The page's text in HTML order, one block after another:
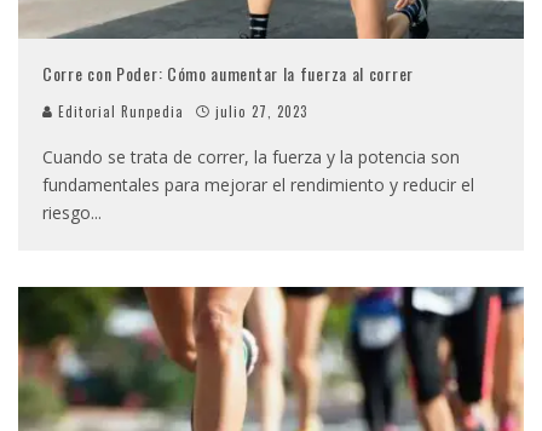
Corre con Poder: Cómo aumentar la fuerza al correr
Editorial Runpedia julio 27, 2023
Cuando se trata de correr, la fuerza y la potencia son
fundamentales para mejorar el rendimiento y reducir el
riesgo...